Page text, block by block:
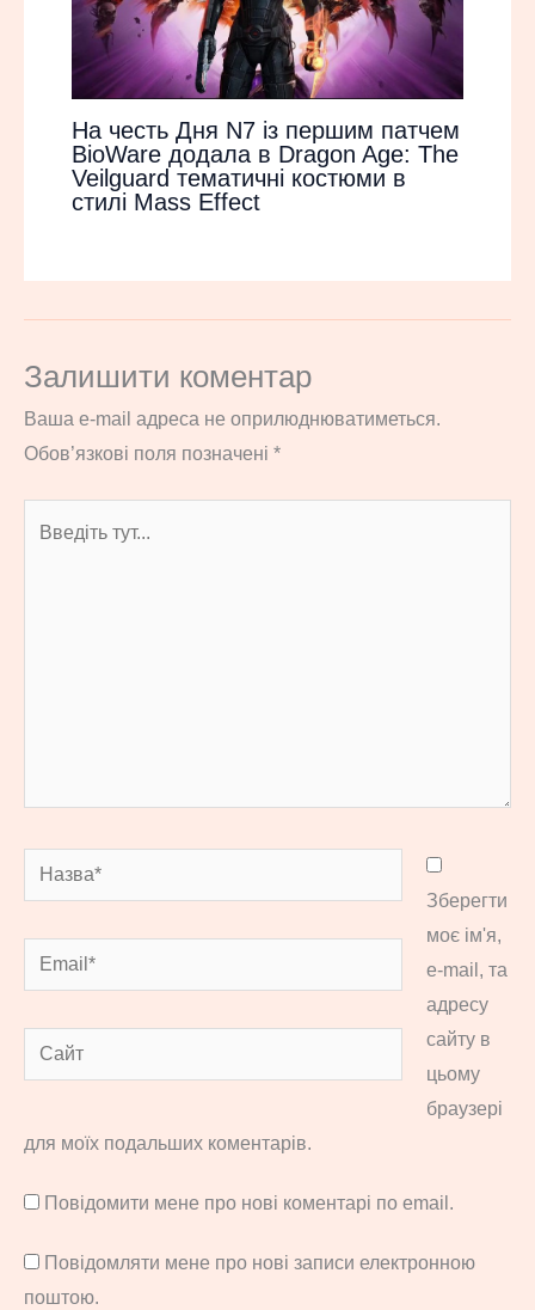
На честь Дня N7 із першим патчем
BioWare додала в Dragon Age: The
Veilguard тематичні костюми в
стилі Mass Effect
Залишити коментар
Ваша e-mail адреса не оприлюднюватиметься.
Обов’язкові поля позначені *
Назва*
Email*
Сайт
Зберегти
моє ім'я,
e-mail, та
адресу
сайту в
цьому
браузері
для моїх подальших коментарів.
Повідомити мене про нові коментарі по email.
Повідомляти мене про нові записи електронною
поштою.